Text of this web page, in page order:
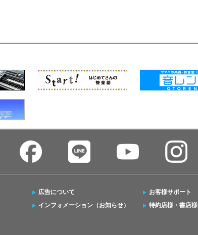
広告について
インフォメーション（お知らせ）
お客様サポート
特約店様・書店